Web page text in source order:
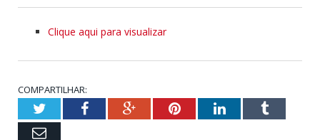
Clique aqui para visualizar
COMPARTILHAR:
TwitterFacebookGoogle+PinterestLinkedInTumblr
Email